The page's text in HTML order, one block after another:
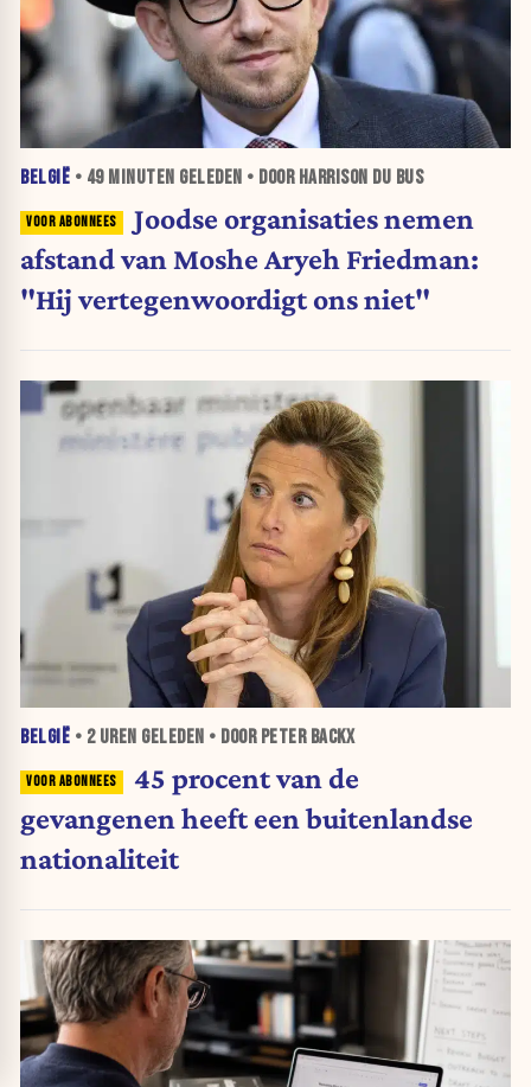
BELGIË • 49 MINUTEN GELEDEN • DOOR HARRISON DU BUS
Joodse organisaties nemen
afstand van Moshe Aryeh Friedman:
"Hij vertegenwoordigt ons niet"
BELGIË • 2 UREN GELEDEN • DOOR PETER BACKX
45 procent van de
gevangenen heeft een buitenlandse
nationaliteit